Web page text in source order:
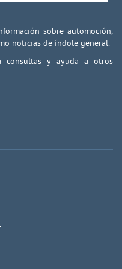
sobre automoción,
noticias de índole general.
consultas y ayuda a otros